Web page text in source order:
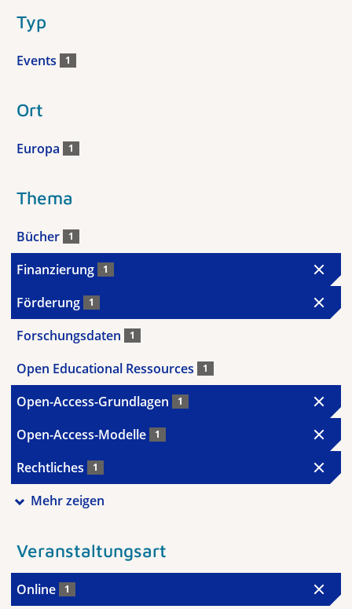
Typ
Events 1
Ort
Europa 1
Thema
Bücher 1
Finanzierung 1
Förderung 1
Forschungsdaten 1
Open Educational Ressources 1
Open-Access-Grundlagen 1
Open-Access-Modelle 1
Rechtliches 1
Mehr zeigen
Veranstaltungsart
Online 1